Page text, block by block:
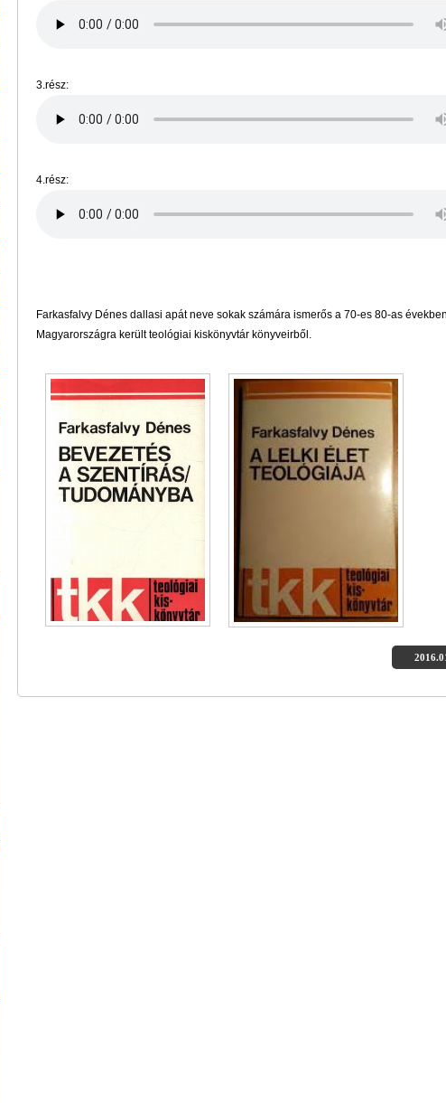
3.rész:
4.rész:
Farkasfalvy Dénes dallasi apát neve sokak számára ismerős a 70-es 80-as
Magyarországra került teológiai kiskönyvtár könyveirből.